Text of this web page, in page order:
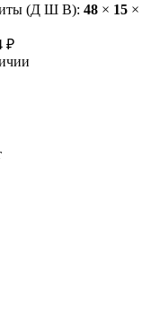
(Д Ш В): 48 × 15 ×
₽